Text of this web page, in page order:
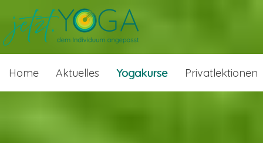
Home Aktuelles Yogakurse Privatlektionen